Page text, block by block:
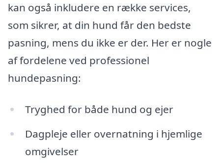
kan også inkludere en række services,
som sikrer, at din hund får den bedste
pasning, mens du ikke er der. Her er nogle
af fordelene ved professionel
hundepasning:
Tryghed for både hund og ejer
Dagpleje eller overnatning i hjemlige
omgivelser